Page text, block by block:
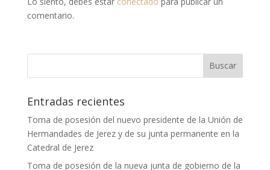
comentario.
Entradas recientes
Toma de posesión del nuevo presidente de la Unión de
Hermandades de Jerez y de su junta permanente en la
Catedral de Jerez
Toma de posesión de la nueva junta de gobierno de la